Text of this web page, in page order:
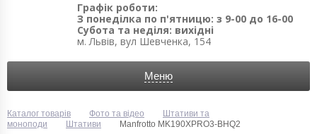
Графік роботи:
З понеділка по п'ятницю: з 9-00 до 16-00
Субота та неділя: вихідні
м. Львів, вул Шевченка, 154
Меню
Каталог товарів Фото та відео
Штативи та
моноподи
Штативи Manfrotto MK190XPRO3-BHQ2